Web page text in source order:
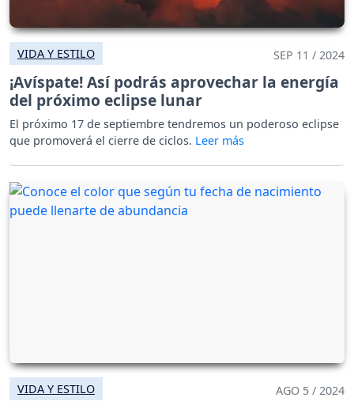
VIDA Y ESTILO SEP 11 / 2024
¡Avíspate! Así podrás aprovechar la energía
del próximo eclipse lunar
El próximo 17 de septiembre tendremos un poderoso eclipse
que promoverá el cierre de ciclos.
VIDA Y ESTILO AGO 5 / 2024